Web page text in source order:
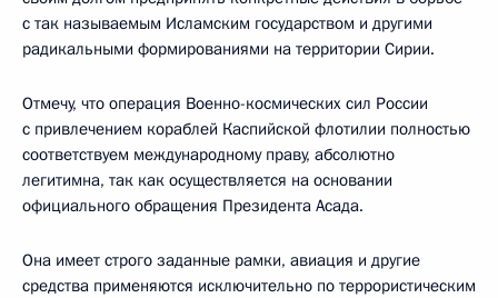
с так называемым Исламским государством и другими
радикальными формированиями на территории Сирии.
Отмечу, что операция Военно-космических сил России
с привлечением кораблей Каспийской флотилии полностью
соответствуем международному праву, абсолютно
легитимна, так как осуществляется на основании
официального обращения Президента Асада.
Она имеет строго заданные рамки, авиация и другие
средства применяются исключительно по террористическим